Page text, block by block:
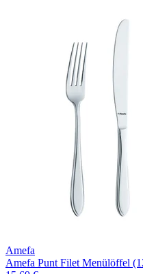
Amefa
Amefa Punt Filet Menülöffel